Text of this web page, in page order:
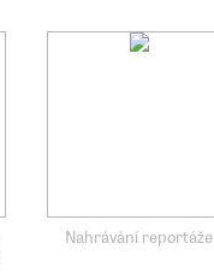
Nahrávání reportáže